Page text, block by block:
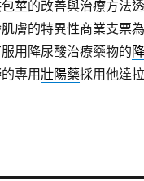
莖的改善與治療方法
膚的特異性商業支票
用降尿酸治療藥物的
專用壯陽藥採用他達